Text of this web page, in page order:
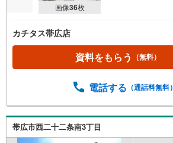
画像36枚
カチタス帯広店
資料をもらう （無料）
電話する （通話料無料）
帯広市西二十二条南3丁目